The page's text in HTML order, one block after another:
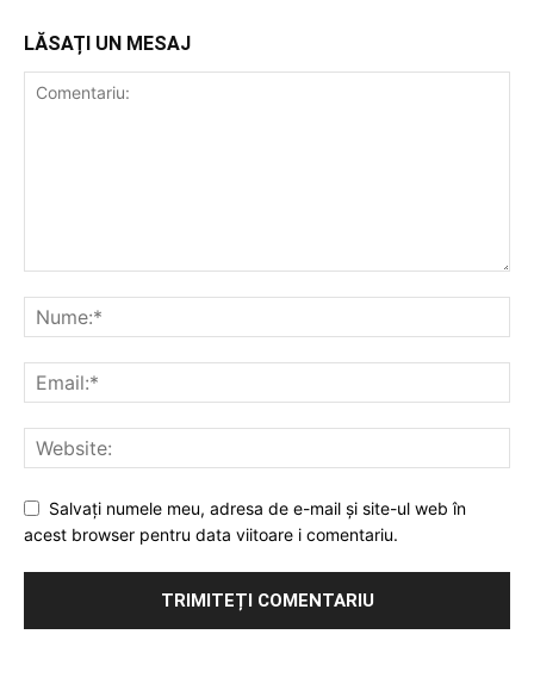
LĂSAȚI UN MESAJ
Salvați numele meu, adresa de e-mail și site-ul web în
acest browser pentru data viitoare i comentariu.